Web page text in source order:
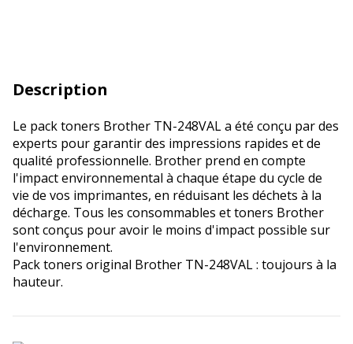
Description
Le pack toners Brother TN-248VAL a été conçu par des
experts pour garantir des impressions rapides et de
qualité professionnelle. Brother prend en compte
l'impact environnemental à chaque étape du cycle de
vie de vos imprimantes, en réduisant les déchets à la
décharge. Tous les consommables et toners Brother
sont conçus pour avoir le moins d'impact possible sur
l'environnement.
Pack toners original Brother TN-248VAL : toujours à la
hauteur.